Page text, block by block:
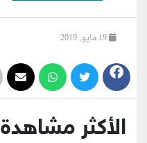
الأكثر مشاهدة